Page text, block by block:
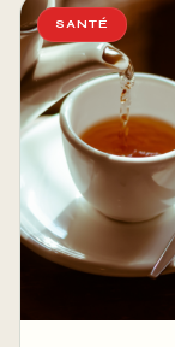
SANTÉ